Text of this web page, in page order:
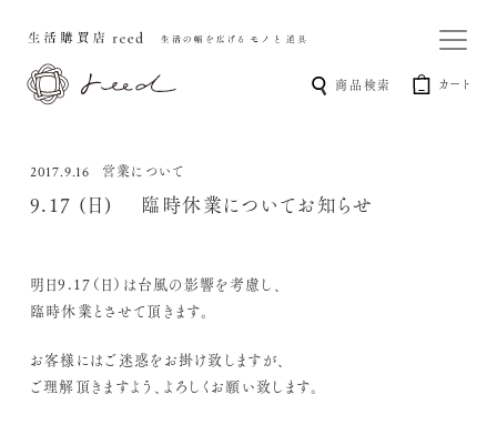
商品検索 カート
2017.9.16 営業について
9.17 (日) 臨時休業についてお知らせ
明日9.17（日）は台風の影響を考慮し、
臨時休業とさせて頂きます。
お客様にはご迷惑をお掛け致しますが、
ご理解頂きますよう、よろしくお願い致します。